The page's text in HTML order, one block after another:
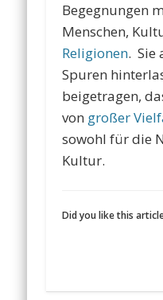
Begegnungen
Menschen,
Religionen. Sie
Spuren
beigetragen,
von großer
sowohl für die
Kultur.
Did you like this